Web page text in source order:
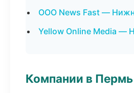
ООО News Fast —
Yellow Online Media —
Компании в Пермь